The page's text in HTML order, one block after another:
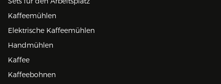
Kaffeemühlen
Elektrische Kaffeemühlen
Handmühlen
Kaffee
Kaffeebohnen